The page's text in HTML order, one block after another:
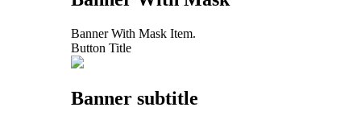
Banner With Mask Item.
Button Title
Banner subtitle